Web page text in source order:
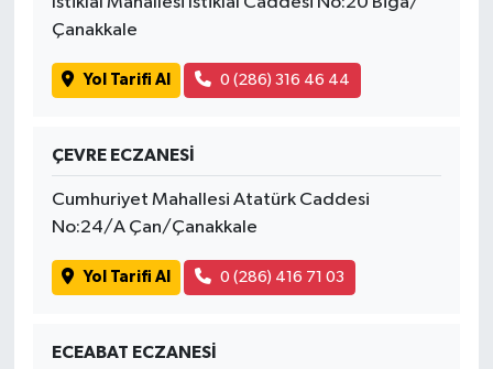
Çanakkale
Yol Tarifi Al 0 (286) 316 46 44
ÇEVRE ECZANESİ
Cumhuriyet Mahallesi Atatürk Caddesi
No:24/A Çan/Çanakkale
Yol Tarifi Al 0 (286) 416 71 03
ECEABAT ECZANESİ